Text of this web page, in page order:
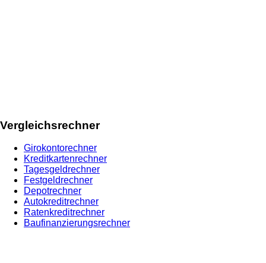
Vergleichsrechner
Girokontorechner
Kreditkartenrechner
Tagesgeldrechner
Festgeldrechner
Depotrechner
Autokreditrechner
Ratenkreditrechner
Baufinanzierungsrechner